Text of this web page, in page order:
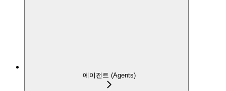
에이전트 (Agents)